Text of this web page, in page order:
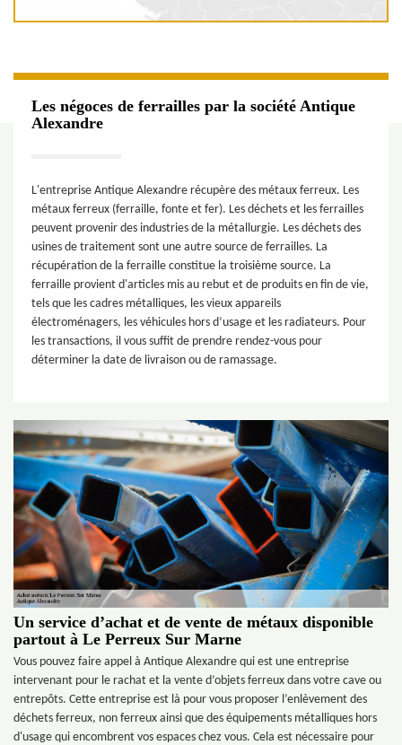
Les négoces de ferrailles par la société Antique
Alexandre
L'entreprise Antique Alexandre récupère des métaux ferreux. Les
métaux ferreux (ferraille, fonte et fer). Les déchets et les ferrailles
peuvent provenir des industries de la métallurgie. Les déchets des
usines de traitement sont une autre source de ferrailles. La
récupération de la ferraille constitue la troisième source. La
ferraille provient d'articles mis au rebut et de produits en fin de vie,
tels que les cadres métalliques, les vieux appareils
électroménagers, les véhicules hors d’usage et les radiateurs. Pour
les transactions, il vous suffit de prendre rendez-vous pour
déterminer la date de livraison ou de ramassage.
Un service d’achat et de vente de métaux disponible
partout à Le Perreux Sur Marne
Vous pouvez faire appel à Antique Alexandre qui est une entreprise
intervenant pour le rachat et la vente d’objets ferreux dans votre cave ou
entrepôts. Cette entreprise est là pour vous proposer l’enlèvement des
déchets ferreux, non ferreux ainsi que des équipements métalliques hors
d'usage qui encombrent vos espaces chez vous. Cela est nécessaire pour